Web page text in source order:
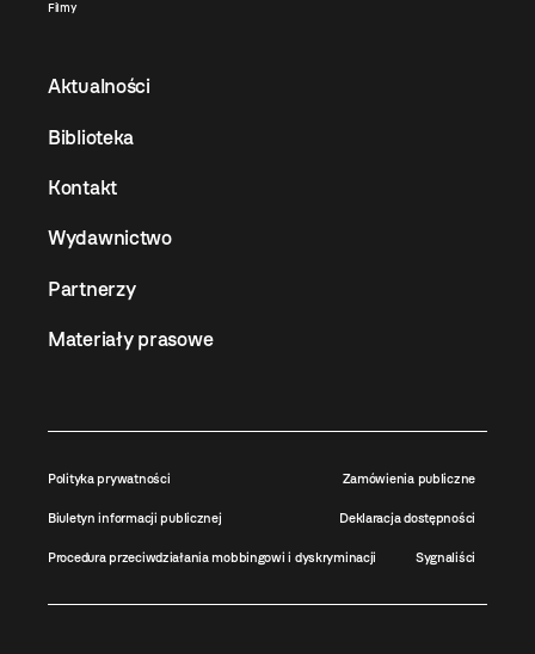
Filmy
Aktualności
Biblioteka
Kontakt
Wydawnictwo
Partnerzy
Materiały prasowe
Polityka prywatności Zamówienia publiczne
Biuletyn informacji publicznej Deklaracja dostępności
Procedura przeciwdziałania mobbingowi i dyskryminacji Sygnaliści